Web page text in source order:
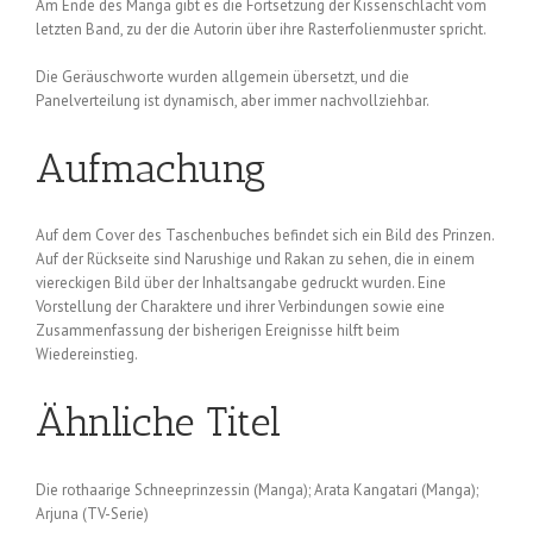
Am Ende des Manga gibt es die Fortsetzung der Kissenschlacht vom
letzten Band, zu der die Autorin über ihre Rasterfolienmuster spricht.
Die Geräuschworte wurden allgemein übersetzt, und die
Panelverteilung ist dynamisch, aber immer nachvollziehbar.
Aufmachung
Auf dem Cover des Taschenbuches befindet sich ein Bild des Prinzen.
Auf der Rückseite sind Narushige und Rakan zu sehen, die in einem
viereckigen Bild über der Inhaltsangabe gedruckt wurden. Eine
Vorstellung der Charaktere und ihrer Verbindungen sowie eine
Zusammenfassung der bisherigen Ereignisse hilft beim
Wiedereinstieg.
Ähnliche Titel
Die rothaarige Schneeprinzessin (Manga); Arata Kangatari (Manga);
Arjuna (TV-Serie)